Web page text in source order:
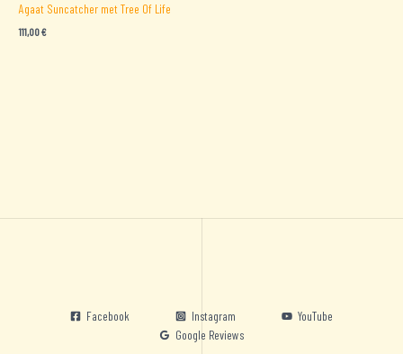
Agaat Suncatcher met Tree Of Life
111,00€
Facebook Instagram
YouTube
Google Reviews